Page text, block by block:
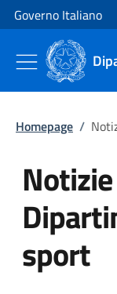
Vai al contenuto
Vai alla navigazione
Governo Italiano
Homepage /
sport